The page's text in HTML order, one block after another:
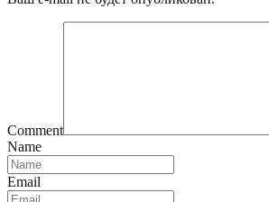
Comment
Name
Email